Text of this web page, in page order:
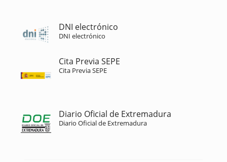
DNI electrónico
DNI electrónico
Cita Previa SEPE
Cita Previa SEPE
Diario Oficial de Extremadura
Diario Oficial de Extremadura